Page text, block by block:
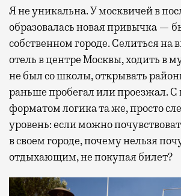
Я не уникальна. У москвичей в
образовалась новая привычка —
собственном городе. Селиться на
отель в центре Москвы, ходить в
не был со школы, открывать
раньше пробегал или проезжал.
форматом логика та же, просто
уровень: если можно
в своем городе, почему нельзя
отдыхающим, не покупая билет?